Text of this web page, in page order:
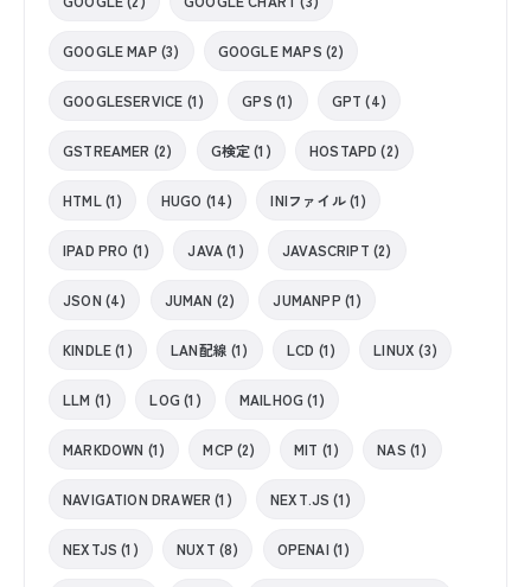
GOOGLE MAP (3) GOOGLE MAPS (2)
GOOGLESERVICE (1) GPS (1) GPT (4)
GSTREAMER (2) G検定 (1) HOSTAPD (2)
HTML (1) HUGO (14) INIファイル (1)
IPAD PRO (1) JAVA (1) JAVASCRIPT (2)
JSON (4) JUMAN (2) JUMANPP (1)
KINDLE (1) LAN配線 (1) LCD (1) LINUX (3)
LLM (1) LOG (1) MAILHOG (1)
MARKDOWN (1) MCP (2) MIT (1) NAS (1)
NAVIGATION DRAWER (1) NEXT.JS (1)
NEXTJS (1) NUXT (8) OPENAI (1)